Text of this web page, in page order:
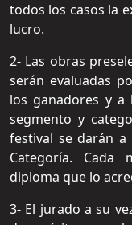
todos los casos la
lucro.
2- Las obras
serán evaluadas
los ganadores y a
segmento y
festival se darán a
Categoría. Cada
diploma que lo
3- El jurado a su